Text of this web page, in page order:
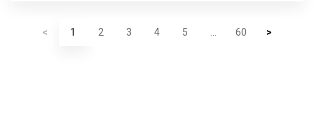
< 1 2 3 4 5 60 >